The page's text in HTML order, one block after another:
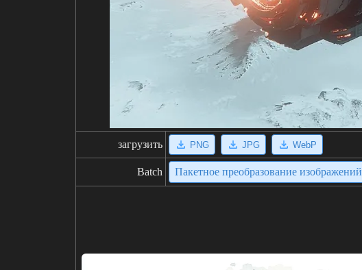
загрузить PNG JPG WebP
Batch Пакетное преобразование изображений